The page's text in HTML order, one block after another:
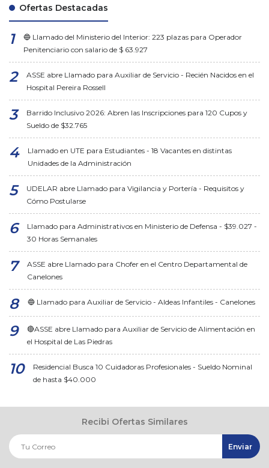
Ofertas Destacadas
🔵 Llamado del Ministerio del Interior: 223 plazas para Operador
Penitenciario con salario de $ 63.927
ASSE abre Llamado para Auxiliar de Servicio - Recién Nacidos en el
Hospital Pereira Rossell
Barrido Inclusivo 2026: Abren las Inscripciones para 120 Cupos y
Sueldo de $32.765
Llamado en UTE para Estudiantes - 18 Vacantes en distintas
Unidades de la Administración
UDELAR abre Llamado para Vigilancia y Portería - Requisitos y
Cómo Postularse
Llamado para Administrativos en Ministerio de Defensa - $39.027 -
30 Horas Semanales
ASSE abre Llamado para Chofer en el Centro Departamental de
Canelones
🔵 Llamado para Auxiliar de Servicio - Aldeas Infantiles - Canelones
🔴ASSE abre Llamado para Auxiliar de Servicio de Alimentación en
el Hospital de Las Piedras
Residencial Busca 10 Cuidadoras Profesionales - Sueldo Nominal
de hasta $40.000
Recibi Ofertas Similares